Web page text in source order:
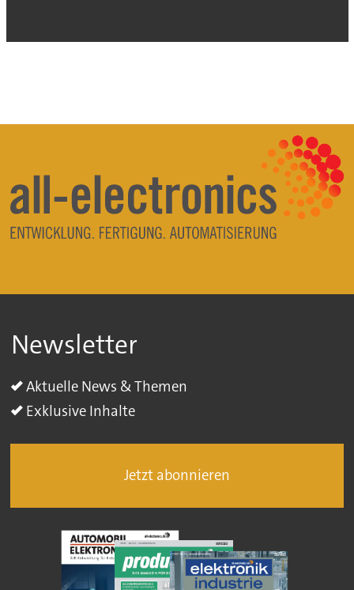
Newsletter
Aktuelle News & Themen
Exklusive Inhalte
Jetzt abonnieren